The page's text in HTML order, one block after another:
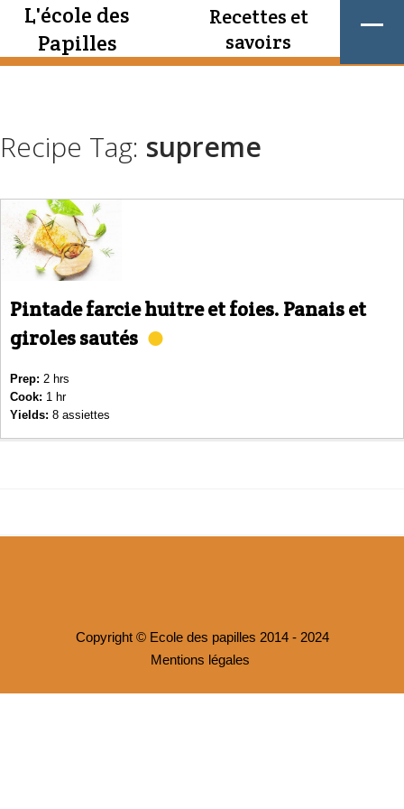
L'école des
Papilles
Recettes et
savoirs
Recipe Tag: supreme
Pintade farcie huitre et foies. Panais et
giroles sautés
Prep: 2 hrs
Cook: 1 hr
Yields: 8 assiettes
Copyright © Ecole des papilles 2014 - 2024
Mentions légales